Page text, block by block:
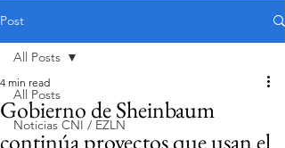
Post
All Posts
Noticias CNI / EZLN
All Posts
Gobierno de Sheinbaum
continúa proyectos que usan el
4 min read